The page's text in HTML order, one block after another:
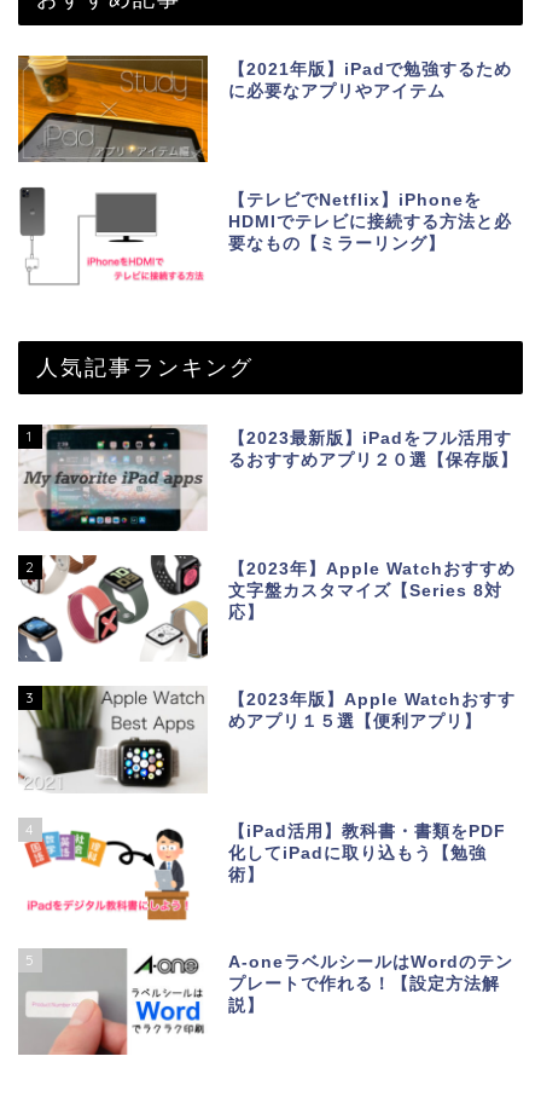
【2021年版】iPadで勉強するため
に必要なアプリやアイテム
【テレビでNetflix】iPhoneを
HDMIでテレビに接続する方法と必
要なもの【ミラーリング】
人気記事ランキング
1
【2023最新版】iPadをフル活用す
るおすすめアプリ２０選【保存版】
2
【2023年】Apple Watchおすすめ
文字盤カスタマイズ【Series 8対
応】
3
【2023年版】Apple Watchおすす
めアプリ１５選【便利アプリ】
4
【iPad活用】教科書・書類をPDF
化してiPadに取り込もう【勉強
術】
5
A-oneラベルシールはWordのテン
プレートで作れる！【設定方法解
説】